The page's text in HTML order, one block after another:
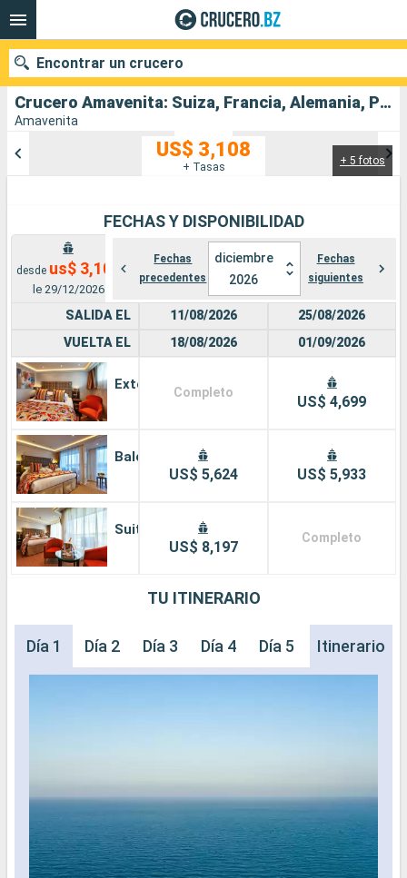
Crucero Amavenita: Suiza, Francia, Alemania, Paises Bajos salida desde Basilea
Amavenita
+ 5 fotos
US$ 3,108
+ Tasas
FECHAS Y DISPONIBILIDAD
desde us$ 3,108
le 29/12/2026
Fechas
precedentes
diciembre
2026
Fechas
siguientes
SALIDA EL
VUELTA EL
Exterior
Balcón
Suite
11/08/2026
18/08/2026
Completo
US$ 5,624
US$ 8,197
25/08/2026
01/09/2026
US$ 4,699
US$ 5,933
Completo
TU ITINERARIO
Día 1 Día 2 Día 3 Día 4 Día 5 Día 6 Día
Itinerario
Encontrar un crucero
Puertos Compañías
Buscar